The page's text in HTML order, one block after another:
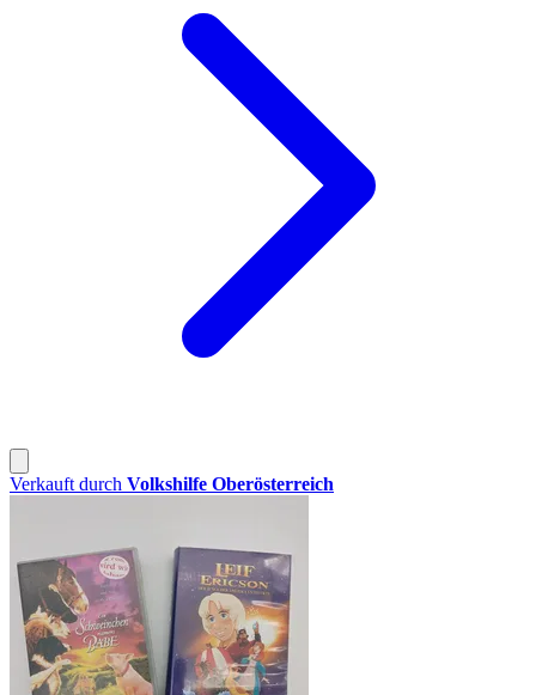
Verkauft durch Volkshilfe Oberösterreich